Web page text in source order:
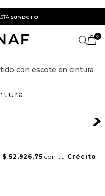
50%DCTO
0
con escote en cintura
$ 52.926,75 con tu Crédito